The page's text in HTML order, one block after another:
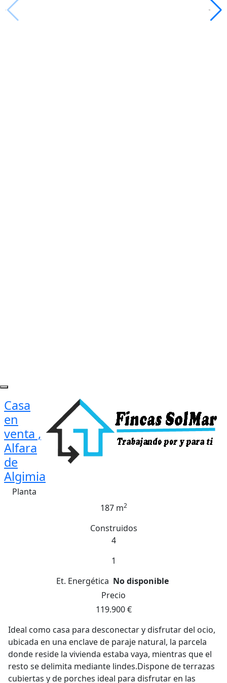
Casa
en
venta ,
Alfara
de
Algimia
Planta
187 m2
Construidos
4
1
Et. Energética No disponible
Precio
119.900 €
Ideal como casa para desconectar y disfrutar del ocio,
ubicada en una enclave de paraje natural, la parcela
donde reside la vivienda estaba vaya, mientras que el
resto se delimita mediante lindes.Dispone de terrazas
cubiertas y de porches ideal para disfrutar en las